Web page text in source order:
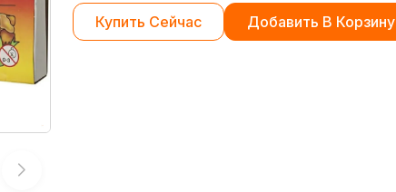
Купить Сейчас Добавить В Корзину